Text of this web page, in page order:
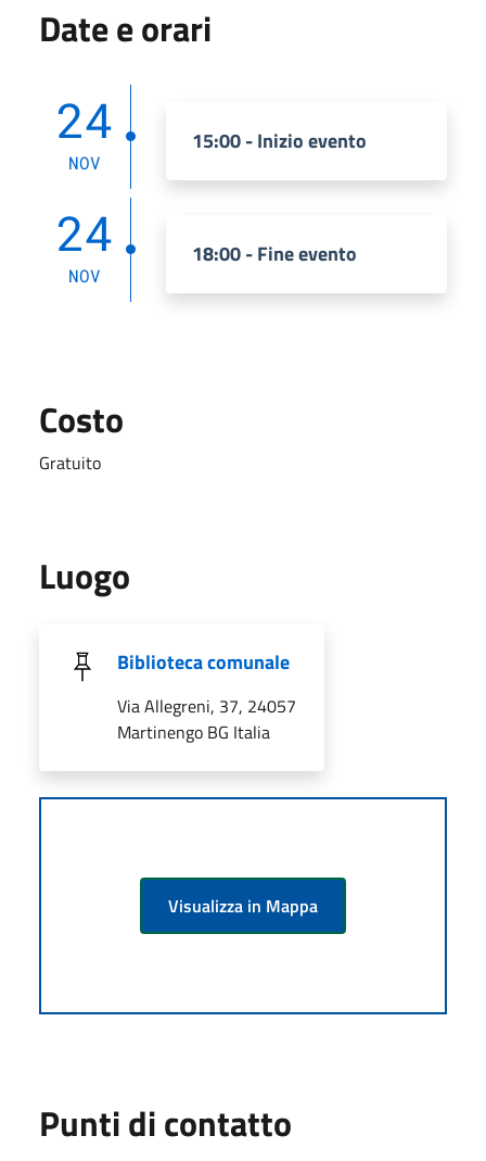
Date e orari
24
NOV
15:00 - Inizio evento
24
NOV
18:00 - Fine evento
Costo
Gratuito
Luogo
Biblioteca comunale
Via Allegreni, 37, 24057
Martinengo BG Italia
Visualizza in Mappa
Punti di contatto